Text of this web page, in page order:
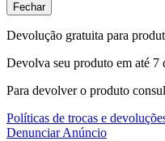
Fechar
Devolução gratuita para
Devolva seu produto em até 7
Para devolver o produto
Políticas de trocas e
Denunciar Anúncio